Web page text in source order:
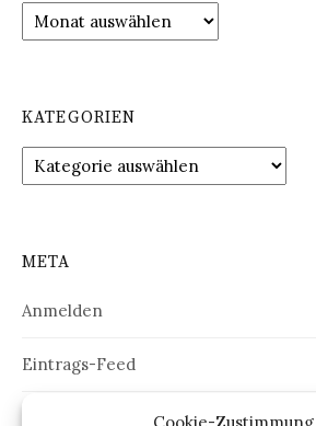
Archiv
KATEGORIEN
Kategorien
META
Anmelden
Eintrags-Feed
Kommentar-Feed